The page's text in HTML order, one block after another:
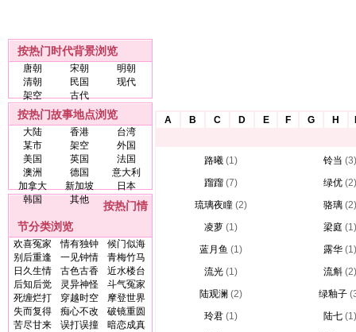
按热门时代背景浏览
唐朝 宋朝
明朝
清朝
民国
现代
架空
古代
按热门故事地点浏览
大陆 香港
台湾
某市
架空
外国
美国
英国
法国
澳洲
德国
意大利
加拿大
新加坡
日本
韩国
其他
按热门情
节分类浏览
欢喜冤家 情有独钟
候门似海
别后重逢
一见钟情
青梅竹马
日久生情
古色古香
近水楼台
后知后觉
灵异神怪
斗气冤家
死缠烂打
穿越时空
摩登世界
失而复得
痴心不改
破镜重圆
苦尽甘来
误打误撞
暗恋成真
A B C D E F G H
路曦 (1) 铃当 (3)
蹓蹓 (7) 绿优 (2)
琉璃夜瞳 (2) 骆璃 (2)
凌萝 (1) 梁庭 (1)
蓝月鱼 (1) 露华 (1)
流光 (1) 流斛 (2)
陆观澜 (2) 绿釉子
玲君 (1) 陆七 (1)